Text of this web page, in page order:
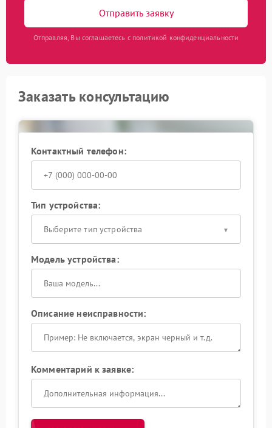
Отправить заявку
Отправляя, Вы соглашаетесь с политикой конфиденциальности
Заказать консультацию
Контактный телефон:
Тип устройства:
Выберите тип устройства
Модель устройства:
Описание неисправности:
Комментарий к заявке: